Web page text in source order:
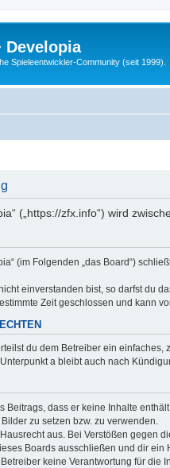
Developia
Spieleentwickler-Community (seit 1999).
(„https://zfx.info“) wird
(im Folgenden „das Board“)
einverstanden bist, so darfst du
Zeit geschlossen und kann
du dem Betreiber ein
a bleibt auch nach
Beitrags, dass er keine Inhalte
zu setzen bzw. zu verwenden.
aus. Bei Verstößen gegen
Boards ausschließen und dir ein
keine Verantwortung für